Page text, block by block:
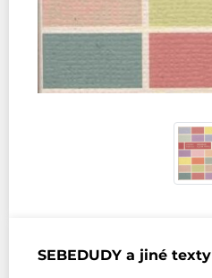
SEBEDUDY a jiné texty